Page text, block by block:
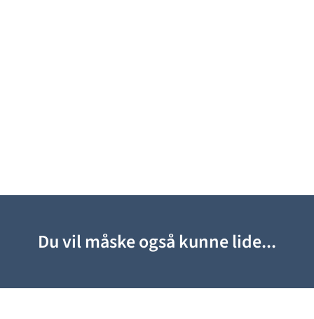
Du vil måske også kunne lide...